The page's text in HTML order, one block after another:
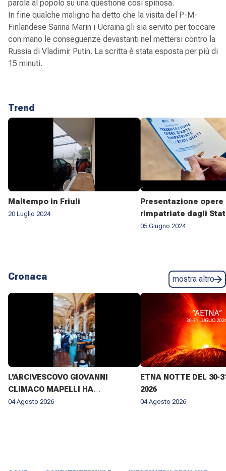
parola al popolo su una questione cosi spinosa.
In fine qualche maligno ha detto che la visita del P-M-
Finlandese Sanna Marin i Ucraina gli sia servito per toccare
con mano le conseguenze devastanti nel mettersi contro la
Russia di Vladimir Putin. La scritta è stata esposta per più di
15 minuti.
Trend
Maltempo in Friuli
20 Luglio 2024
Presentazione
rimpatriate dagli
05 Giugno 2024
Cronaca mostra altro
L'ARCIVESCOVO GIOVANNI
CLIMACO MAPELLI HA
PRESENZIATO AL FUNERALE DI
04 Agosto 2026
ETNA NOTTE DEL 30-
2026
04 Agosto 2026